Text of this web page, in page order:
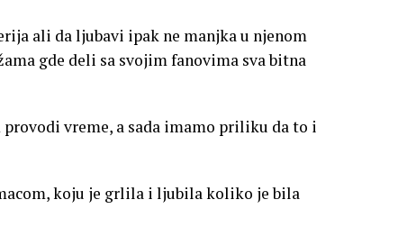
ali da ljubavi ipak ne manjka u njenom
gde deli sa svojim fanovima sva bitna
vreme, a sada imamo priliku da to i
koju je grlila i ljubila koliko je bila